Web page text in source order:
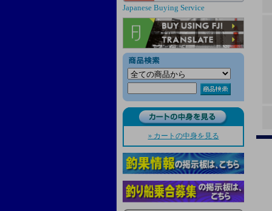
Japanese Buying Service
» カートの中身を見る